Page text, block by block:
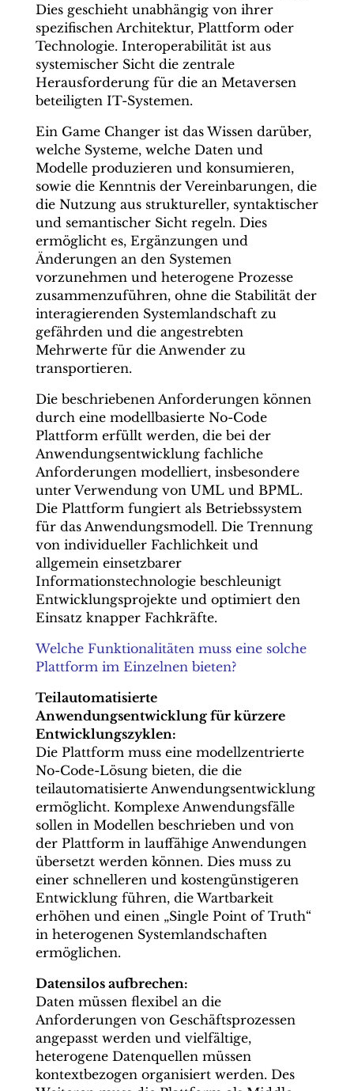
Dies geschieht unabhängig von ihrer
spezifischen Architektur, Plattform oder
Technologie. Interoperabilität ist aus
systemischer Sicht die zentrale
Herausforderung für die an Metaversen
beteiligten IT-Systemen.
Ein Game Changer ist das Wissen darüber,
welche Systeme, welche Daten und
Modelle produzieren und konsumieren,
sowie die Kenntnis der Vereinbarungen, die
die Nutzung aus struktureller, syntaktischer
und semantischer Sicht regeln. Dies
ermöglicht es, Ergänzungen und
Änderungen an den Systemen
vorzunehmen und heterogene Prozesse
zusammenzuführen, ohne die Stabilität der
interagierenden Systemlandschaft zu
gefährden und die angestrebten
Mehrwerte für die Anwender zu
transportieren.
Die beschriebenen Anforderungen können
durch eine modellbasierte No-Code
Plattform erfüllt werden, die bei der
Anwendungsentwicklung fachliche
Anforderungen modelliert, insbesondere
unter Verwendung von UML und BPML.
Die Plattform fungiert als Betriebssystem
für das Anwendungsmodell. Die Trennung
von individueller Fachlichkeit und
allgemein einsetzbarer
Informationstechnologie beschleunigt
Entwicklungsprojekte und optimiert den
Einsatz knapper Fachkräfte.
Welche Funktionalitäten muss eine solche
Plattform im Einzelnen bieten?
Teilautomatisierte
Anwendungsentwicklung für kürzere
Entwicklungszyklen:
Die Plattform muss eine modellzentrierte
No-Code-Lösung bieten, die die
teilautomatisierte Anwendungsentwicklung
ermöglicht. Komplexe Anwendungsfälle
sollen in Modellen beschrieben und von
der Plattform in lauffähige Anwendungen
übersetzt werden können. Dies muss zu
einer schnelleren und kostengünstigeren
Entwicklung führen, die Wartbarkeit
erhöhen und einen „Single Point of Truth“
in heterogenen Systemlandschaften
ermöglichen.
Datensilos aufbrechen:
Daten müssen flexibel an die
Anforderungen von Geschäftsprozessen
angepasst werden und vielfältige,
heterogene Datenquellen müssen
kontextbezogen organisiert werden. Des